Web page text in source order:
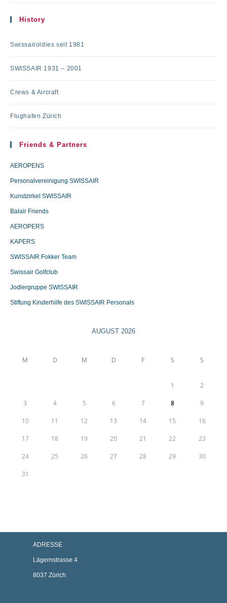
History
Swissairoldies seit 1981
SWISSAIR 1931 – 2001
Crews & Aircraft
Flughafen Zürich
Friends & Partners
AEROPENS
Personalvereinigung SWISSAIR
Kunstzirkel SWISSAIR
Balair Friends
AEROPERS
KAPERS
SWISSAIR Fokker Team
Swissair Golfclub
Jodlergruppe SWISSAIR
Stiftung Kinderhilfe des SWISSAIR Personals
AUGUST 2026
M D M D F S S
1 2
3 4 5 6 7 8 9
10 11 12 13 14 15 16
17 18 19 20 21 22 23
24 25 26 27 28 29 30
31
ADRESSE
Lägernstrasse 4
8037 Zürich